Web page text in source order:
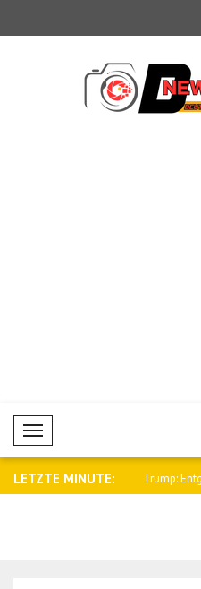
Mobil Menü
LETZTE MINUTE:
falschen Gerüchten ist Al-